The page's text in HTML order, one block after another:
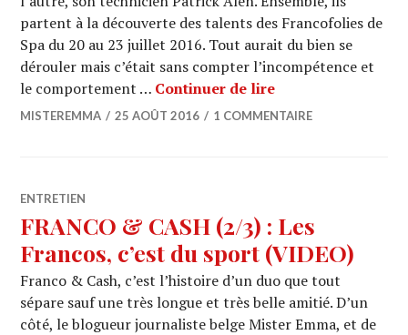
partent à la découverte des talents des Francofolies de
Spa du 20 au 23 juillet 2016. Tout aurait du bien se
dérouler mais c’était sans compter l’incompétence et
le comportement … Continuer de lireFRANCO &
MISTEREMMA 25 AOÛT 2016 1 COMMENTAIRE
ENTRETIEN
FRANCO & CASH (2/3) : Les
Francos, c’est du sport (VIDEO)
Franco & Cash, c’est l’histoire d’un duo que tout
sépare sauf une très longue et très belle amitié. D’un
côté, le blogueur journaliste belge Mister Emma, et de